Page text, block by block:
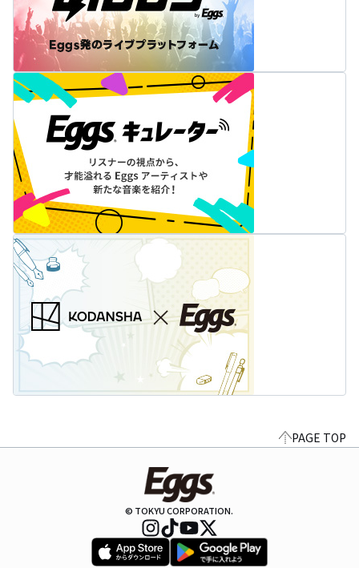
PAGE TOP
© TOKYU CORPORATION.